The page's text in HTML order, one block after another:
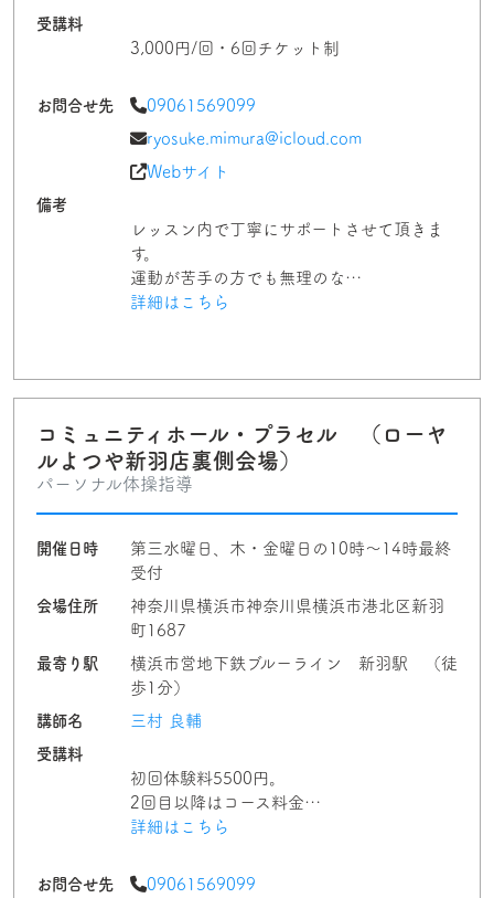
受講料
3,000円/回・6回チケット制
お問合せ先
09061569099
ryosuke.mimura@icloud.com
Webサイト
備考
レッスン内で丁寧にサポートさせて頂きま
す。
運動が苦手の方でも無理のな…
詳細はこちら
コミュニティホール・プラセル （ローヤ
ルよつや新羽店裏側会場）
パーソナル体操指導
開催日時
第三水曜日、木・金曜日の10時〜14時最終
受付
会場住所
神奈川県横浜市神奈川県横浜市港北区新羽
町1687
最寄り駅
横浜市営地下鉄ブルーライン 新羽駅 （徒
歩1分）
講師名
三村 良輔
受講料
初回体験料5500円。
2回目以降はコース料金…
詳細はこちら
お問合せ先 09061569099